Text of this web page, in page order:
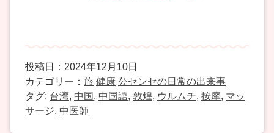
投稿日：2024年12月10日
カテゴリー： 旅 健康 公センセの日常の出来事
タグ: 台湾, 中国 , 中国語, 敦煌, ウルムチ, 按摩, マッ
サージ, 中医師